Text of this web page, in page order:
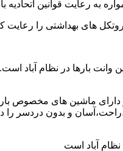
به رعایت قوانین
های بهداشتی را رعایت
وانت بارها در نظام
دارای ماشین های مخصوص
و بدون دردسر را
نظام آباد است